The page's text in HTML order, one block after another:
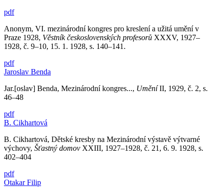
pdf
Anonym, VI. mezinárodní kongres pro kreslení a užitá umění v
Praze 1928, Věstník československých profesorů XXXV, 1927–
1928, č. 9–10, 15. 1. 1928, s. 140–141.
pdf
Jaroslav Benda
Jar.[oslav] Benda, Mezinárodní kongres..., UměníII, 1929, č. 2, s.
46–48
pdf
B. Cikhartová
B. Cikhartová, Dětské kresby na Mezinárodní výstavě výtvarné
výchovy, Šťastný domov XXIII, 1927–1928, č. 21, 6. 9. 1928, s.
402–404
pdf
Otakar Filip